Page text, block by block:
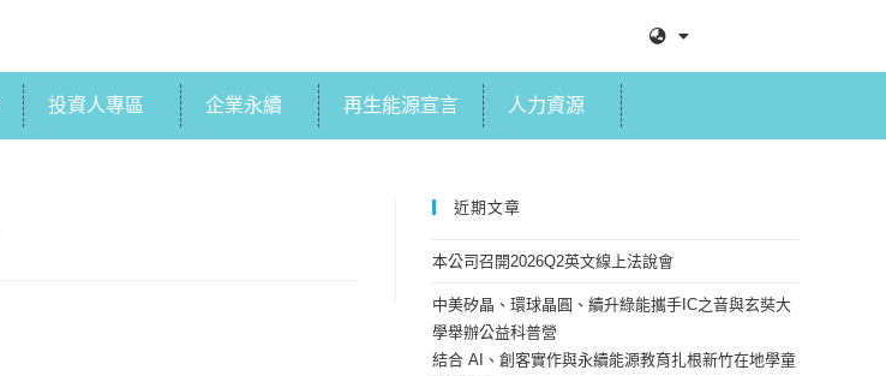
投資人專區 企業永續 再生能源宣言 人力資源
近期文章
本公司召開2026Q2英文線上法說會
中美矽晶、環球晶圓、續升綠能攜手IC之音與玄奘大
學舉辦公益科普營
結合 AI、創客實作與永續能源教育扎根新竹在地學童